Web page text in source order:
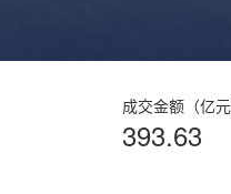
成交金额（亿元
393.63